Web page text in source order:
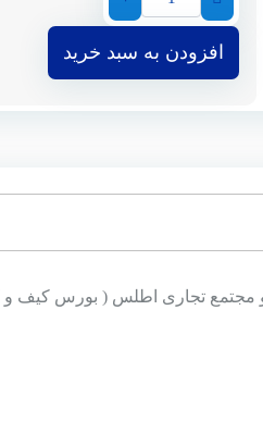
افزودن به سبد خرید
و مجتمع تجاری اطلس ( بورس کیف